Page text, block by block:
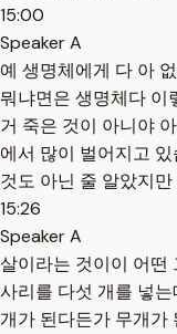
15:00
Speaker A
예 생명체에게 다 아
뭐냐면은 생명체다 이
거 죽은 것이 아니야
에서 많이 벌어지고
것도 아닌 줄 알았지만
15:26
Speaker A
살이라는 것이이 어떤
사리를 다섯 개를 넣
개가 된다든가 무개가